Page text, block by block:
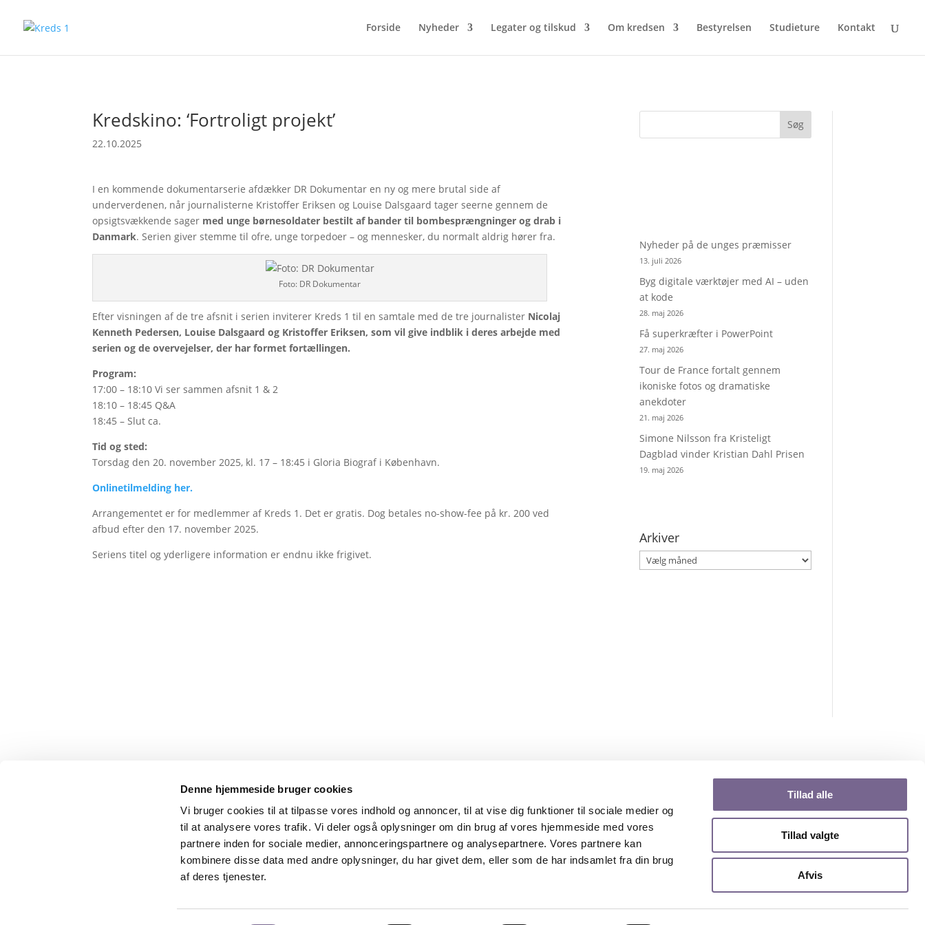
Denne hjemmeside bruger cookies
Vi bruger cookies til at tilpasse vores indhold og annoncer, til at vise dig funktioner til sociale medier og
til at analysere vores trafik. Vi deler også oplysninger om din brug af vores hjemmeside med vores
partnere inden for sociale medier, annonceringspartnere og analysepartnere. Vores partnere kan
kombinere disse data med andre oplysninger, du har givet dem, eller som de har indsamlet fra din brug
af deres tjenester.
Tillad alle
Tillad valgte
Afvis
Forside Nyheder Legater og tilskud Om kredsen Bestyrelsen Studieture Kontakt
Kredskino: ‘Fortroligt projekt’
22.10.2025
I en kommende dokumentarserie afdækker DR Dokumentar en ny og mere brutal side af
underverdenen, når journalisterne Kristoffer Eriksen og Louise Dalsgaard tager seerne gennem de
opsigtsvækkende sager med unge børnesoldater bestilt af bander til bombesprængninger og drab i
Danmark. Serien giver stemme til ofre, unge torpedoer – og mennesker, du normalt aldrig hører fra.
Foto: DR Dokumentar
Efter visningen af de tre afsnit i serien inviterer Kreds 1 til en samtale med de tre journalister Nicolaj
Kenneth Pedersen, Louise Dalsgaard og Kristoffer Eriksen, som vil give indblik i deres arbejde med
serien og de overvejelser, der har formet fortællingen.
Program:
17:00 – 18:10 Vi ser sammen afsnit 1 & 2
18:10 – 18:45 Q&A
18:45 – Slut ca.
Tid og sted:
Torsdag den 20. november 2025, kl. 17 – 18:45 i Gloria Biograf i København.
Onlinetilmelding her.
Arrangementet er for medlemmer af Kreds 1. Det er gratis. Dog betales no-show-fee på kr. 200 ved
afbud efter den 17. november 2025.
Seriens titel og yderligere information er endnu ikke frigivet.
Søg
Nyheder på de unges præmisser
13. juli 2026
Byg digitale værktøjer med AI – uden
at kode
28. maj 2026
Få superkræfter i PowerPoint
27. maj 2026
Tour de France fortalt gennem
ikoniske fotos og dramatiske
anekdoter
21. maj 2026
Simone Nilsson fra Kristeligt
Dagblad vinder Kristian Dahl Prisen
19. maj 2026
Arkiver
Arkiver
Kreds 1 – Dansk Journalistforbund
Telefon: 33 42 80 00
Privatlivspolitik